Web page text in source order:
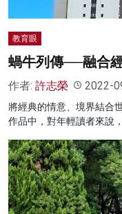
教育眼
蝸牛列傳──融合
作者: 許志榮 2022-
將經典的情意、境界結合
作品中，對年輕讀者來說